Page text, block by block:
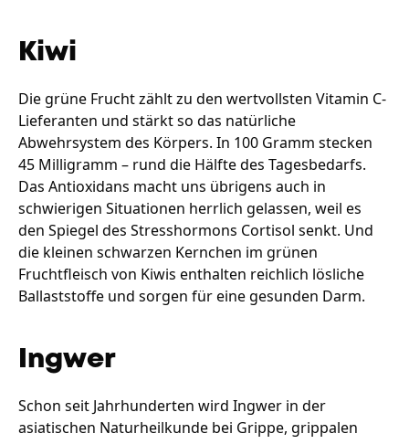
Kiwi
Die grüne Frucht zählt zu den wertvollsten Vitamin C-
Lieferanten und stärkt so das natürliche
Abwehrsystem des Körpers. In 100 Gramm stecken
45 Milligramm – rund die Hälfte des Tagesbedarfs.
Das Antioxidans macht uns übrigens auch in
schwierigen Situationen herrlich gelassen, weil es
den Spiegel des Stresshormons Cortisol senkt. Und
die kleinen schwarzen Kernchen im grünen
Fruchtfleisch von Kiwis enthalten reichlich lösliche
Ballaststoffe und sorgen für eine gesunden Darm.
Ingwer
Schon seit Jahrhunderten wird Ingwer in der
asiatischen Naturheilkunde bei Grippe, grippalen